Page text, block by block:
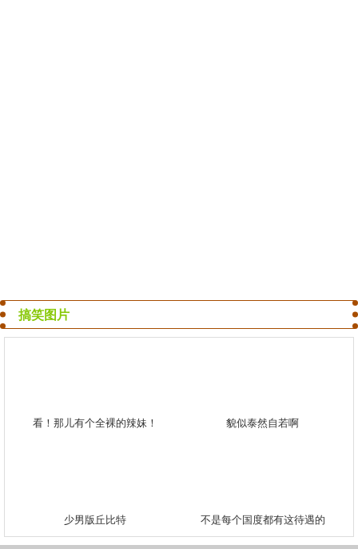
搞笑图片
看！那儿有个全裸的辣妹！ 貌似泰然自若啊
少男版丘比特 不是每个国度都有这待遇的